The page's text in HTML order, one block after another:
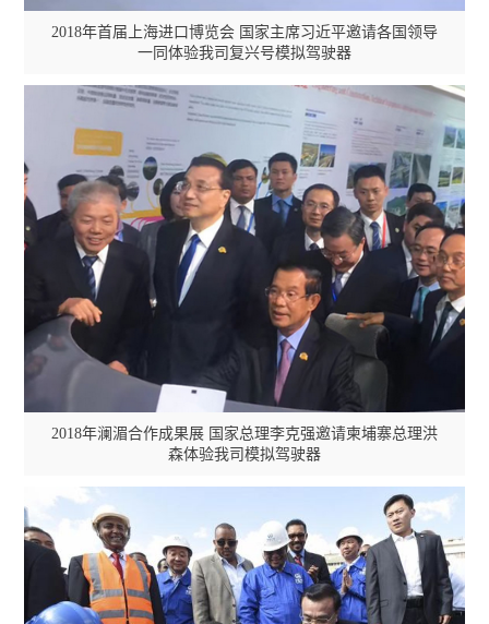
职业健康安全管理体系认证证书
CMMI ( 软件成熟度集成模型）认证证书 CRCC中国铁路专用产品认证
中国中铁 国家能源集团
中国神华 中国铁道科学研究院
中国铁路北京局
2018年首届上海进口博览会 国家主席习近平邀请各国领导
一同体验我司复兴号模拟驾驶器
2018年澜湄合作成果展 国家总理李克强邀请柬埔寨总理洪
森体验我司模拟驾驶器